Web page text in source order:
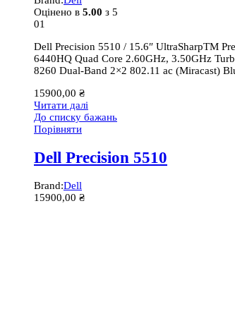
Оцінено в 5.00 з 5
01
Dell Precision 5510 / 15.6″ UltraSharpTM
6440HQ Quad Core 2.60GHz, 3.50GHz
8260 Dual-Band 2×2 802.11 ac (Miracast)
15900,00 ₴
Читати далі
До списку бажань
Порівняти
Dell Precision 5510
Brand:Dell
15900,00 ₴